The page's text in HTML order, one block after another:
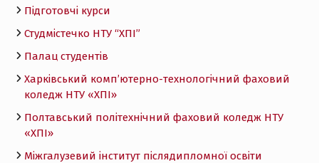
Підготовчі курси
Студмістечко НТУ “ХПІ”
Палац студентів
Харківський комп’ютерно-технологічний фаховий
коледж НТУ «ХПI»
Полтавський політехнічний фаховий коледж НТУ
«ХПI»
Міжгалузевий інститут післядипломної освіти